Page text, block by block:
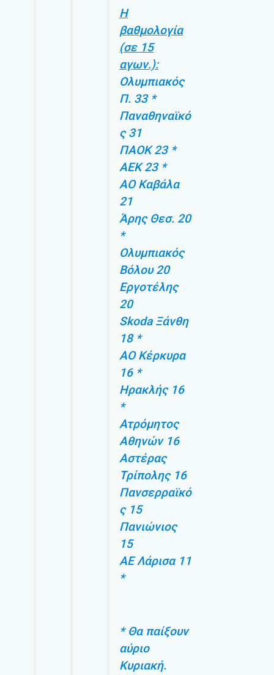
Η
βαθμολογία
(σε 15
αγων.):
Ολυμπιακός
Π. 33 *
Παναθηναϊκό
ς 31
ΠΑΟΚ 23 *
ΑΕΚ 23 *
ΑΟ Καβάλα
21
Άρης Θεσ. 20
*
Ολυμπιακός
Βόλου 20
Εργοτέλης
20
Skoda Ξάνθη
18 *
ΑΟ Κέρκυρα
16 *
Ηρακλής 16
*
Ατρόμητος
Αθηνών 16
Αστέρας
Τρίπολης 16
Πανσερραϊκό
ς 15
Πανιώνιος
15
ΑΕ Λάρισα 11
*
* Θα παίξουν
αύριο
Κυριακή.